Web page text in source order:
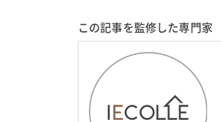
この記事を監修した専門家